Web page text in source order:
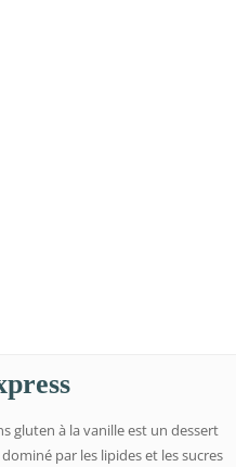
gluten à la vanille est un dessert
par les lipides et les sucres